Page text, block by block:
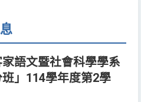
語文暨社會科學學系
班」114學年度第2學